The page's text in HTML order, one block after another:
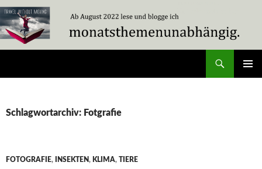
Zum
Inhalt
springen
Schlagwortarchiv: Fotgrafie
FOTOGRAFIE, INSEKTEN, KLIMA, TIERE